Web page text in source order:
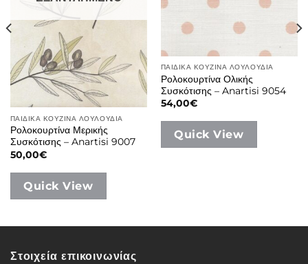
ΠΑΙΔΙΚΑ ΚΟΥΖΙΝΑ ΛΟΥΛΟΥΔΙΑ
Ρολοκουρτίνα Μερικής
Συσκότισης – Anartisi 9007
50,00€
Quick View
ΠΑΙΔΙΚΑ ΚΟΥΖΙΝΑ ΛΟΥΛΟΥΔΙΑ
Ρολοκουρτίνα Ολικής
Συσκότισης – Anartisi 9054
54,00€
Quick View
Στοιχεία επικοινωνίας